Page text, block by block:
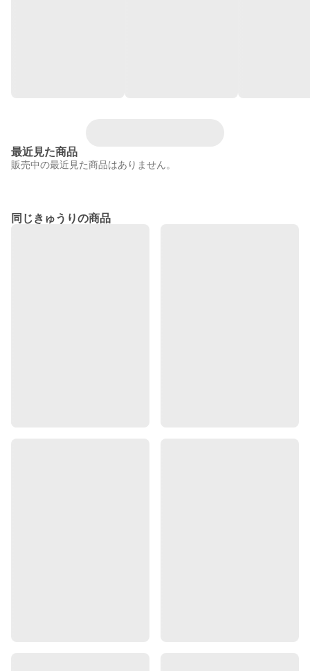
最近見た商品
販売中の最近見た商品はありません。
同じきゅうりの商品